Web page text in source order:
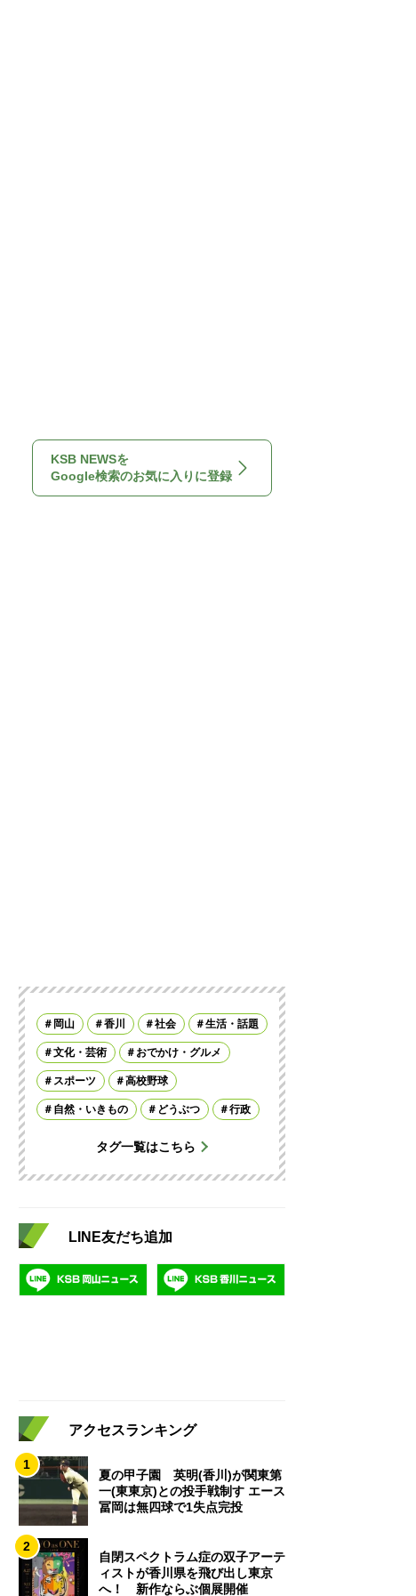
KSB NEWSを
Google検索のお気に入りに登録
岡山 香川 社会 生活・話題
文化・芸術 おでかけ・グルメ
スポーツ 高校野球
自然・いきもの どうぶつ 行政
タグ一覧はこちら
LINE友だち追加
アクセスランキング
1
夏の甲子園 英明(香川)が関東第
一(東東京)との投手戦制す エース
冨岡は無四球で1失点完投
2
自閉スペクトラム症の双子アーテ
ィストが香川県を飛び出し東京
へ！ 新作ならぶ個展開催